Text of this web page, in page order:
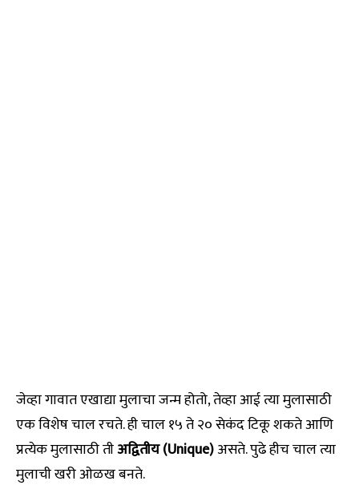
जेव्हा गावात एखाद्या मुलाचा जन्म होतो, तेव्हा आई त्या मुलासाठी
एक विशेष चाल रचते. ही चाल १५ ते २० सेकंद टिकू शकते आणि
प्रत्येक मुलासाठी तीअद्वितीय (Unique)असते. पुढे हीच चाल त्या
मुलाची खरी ओळख बनते.